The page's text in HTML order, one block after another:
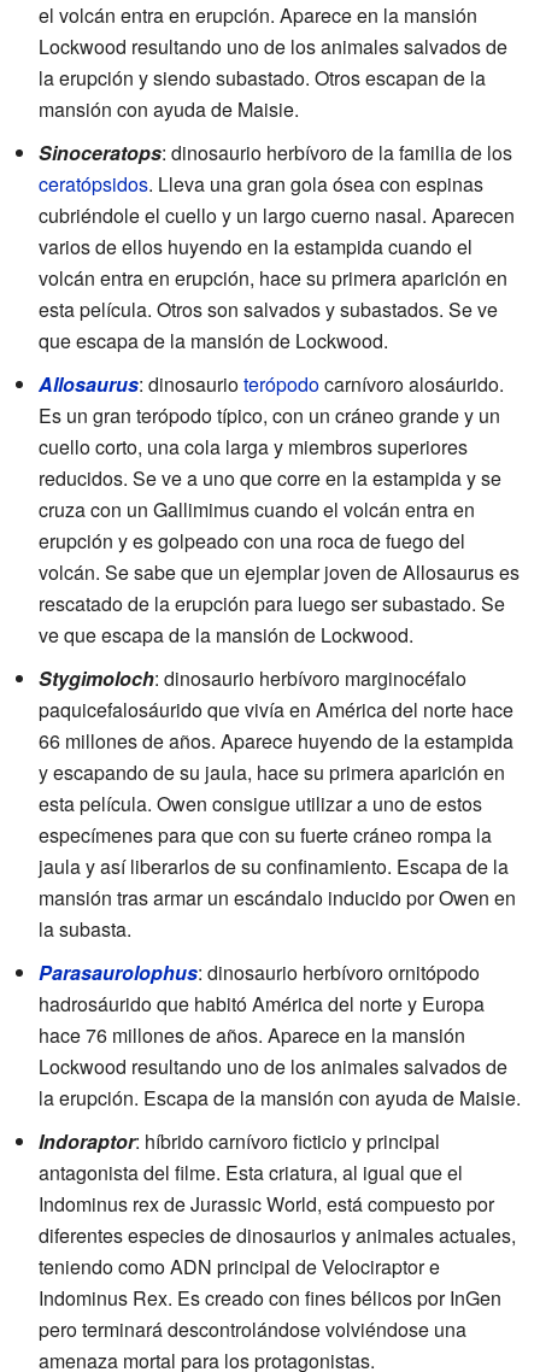
el volcán entra en erupción. Aparece en la mansión
Lockwood resultando uno de los animales salvados de
la erupción y siendo subastado. Otros escapan de la
mansión con ayuda de Maisie.
Sinoceratops: dinosaurio herbívoro de la familia de los
ceratópsidos. Lleva una gran gola ósea con espinas
cubriéndole el cuello y un largo cuerno nasal. Aparecen
varios de ellos huyendo en la estampida cuando el
volcán entra en erupción, hace su primera aparición en
esta película. Otros son salvados y subastados. Se ve
que escapa de la mansión de Lockwood.
Allosaurus: dinosaurioterópodocarnívoro alosáurido.
Es un gran terópodo típico, con un cráneo grande y un
cuello corto, una cola larga y miembros superiores
reducidos. Se ve a uno que corre en la estampida y se
cruza con un Gallimimus cuando el volcán entra en
erupción y es golpeado con una roca de fuego del
volcán. Se sabe que un ejemplar joven de Allosaurus es
rescatado de la erupción para luego ser subastado. Se
ve que escapa de la mansión de Lockwood.
Stygimoloch: dinosaurio herbívoro marginocéfalo
paquicefalosáurido que vivía en América del norte hace
66 millones de años. Aparece huyendo de la estampida
y escapando de su jaula, hace su primera aparición en
esta película. Owen consigue utilizar a uno de estos
especímenes para que con su fuerte cráneo rompa la
jaula y así liberarlos de su confinamiento. Escapa de la
mansión tras armar un escándalo inducido por Owen en
la subasta.
Parasaurolophus: dinosaurio herbívoro ornitópodo
hadrosáurido que habitó América del norte y Europa
hace 76 millones de años. Aparece en la mansión
Lockwood resultando uno de los animales salvados de
la erupción. Escapa de la mansión con ayuda de Maisie.
Indoraptor: híbrido carnívoro ficticio y principal
antagonista del filme. Esta criatura, al igual que el
Indominus rex de Jurassic World, está compuesto por
diferentes especies de dinosaurios y animales actuales,
teniendo como ADN principal de Velociraptor e
Indominus Rex. Es creado con fines bélicos por InGen
pero terminará descontrolándose volviéndose una
amenaza mortal para los protagonistas.